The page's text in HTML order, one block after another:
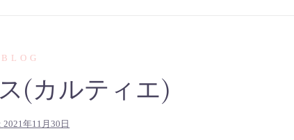
BLOG
(カルティエ)
2021年11月30日